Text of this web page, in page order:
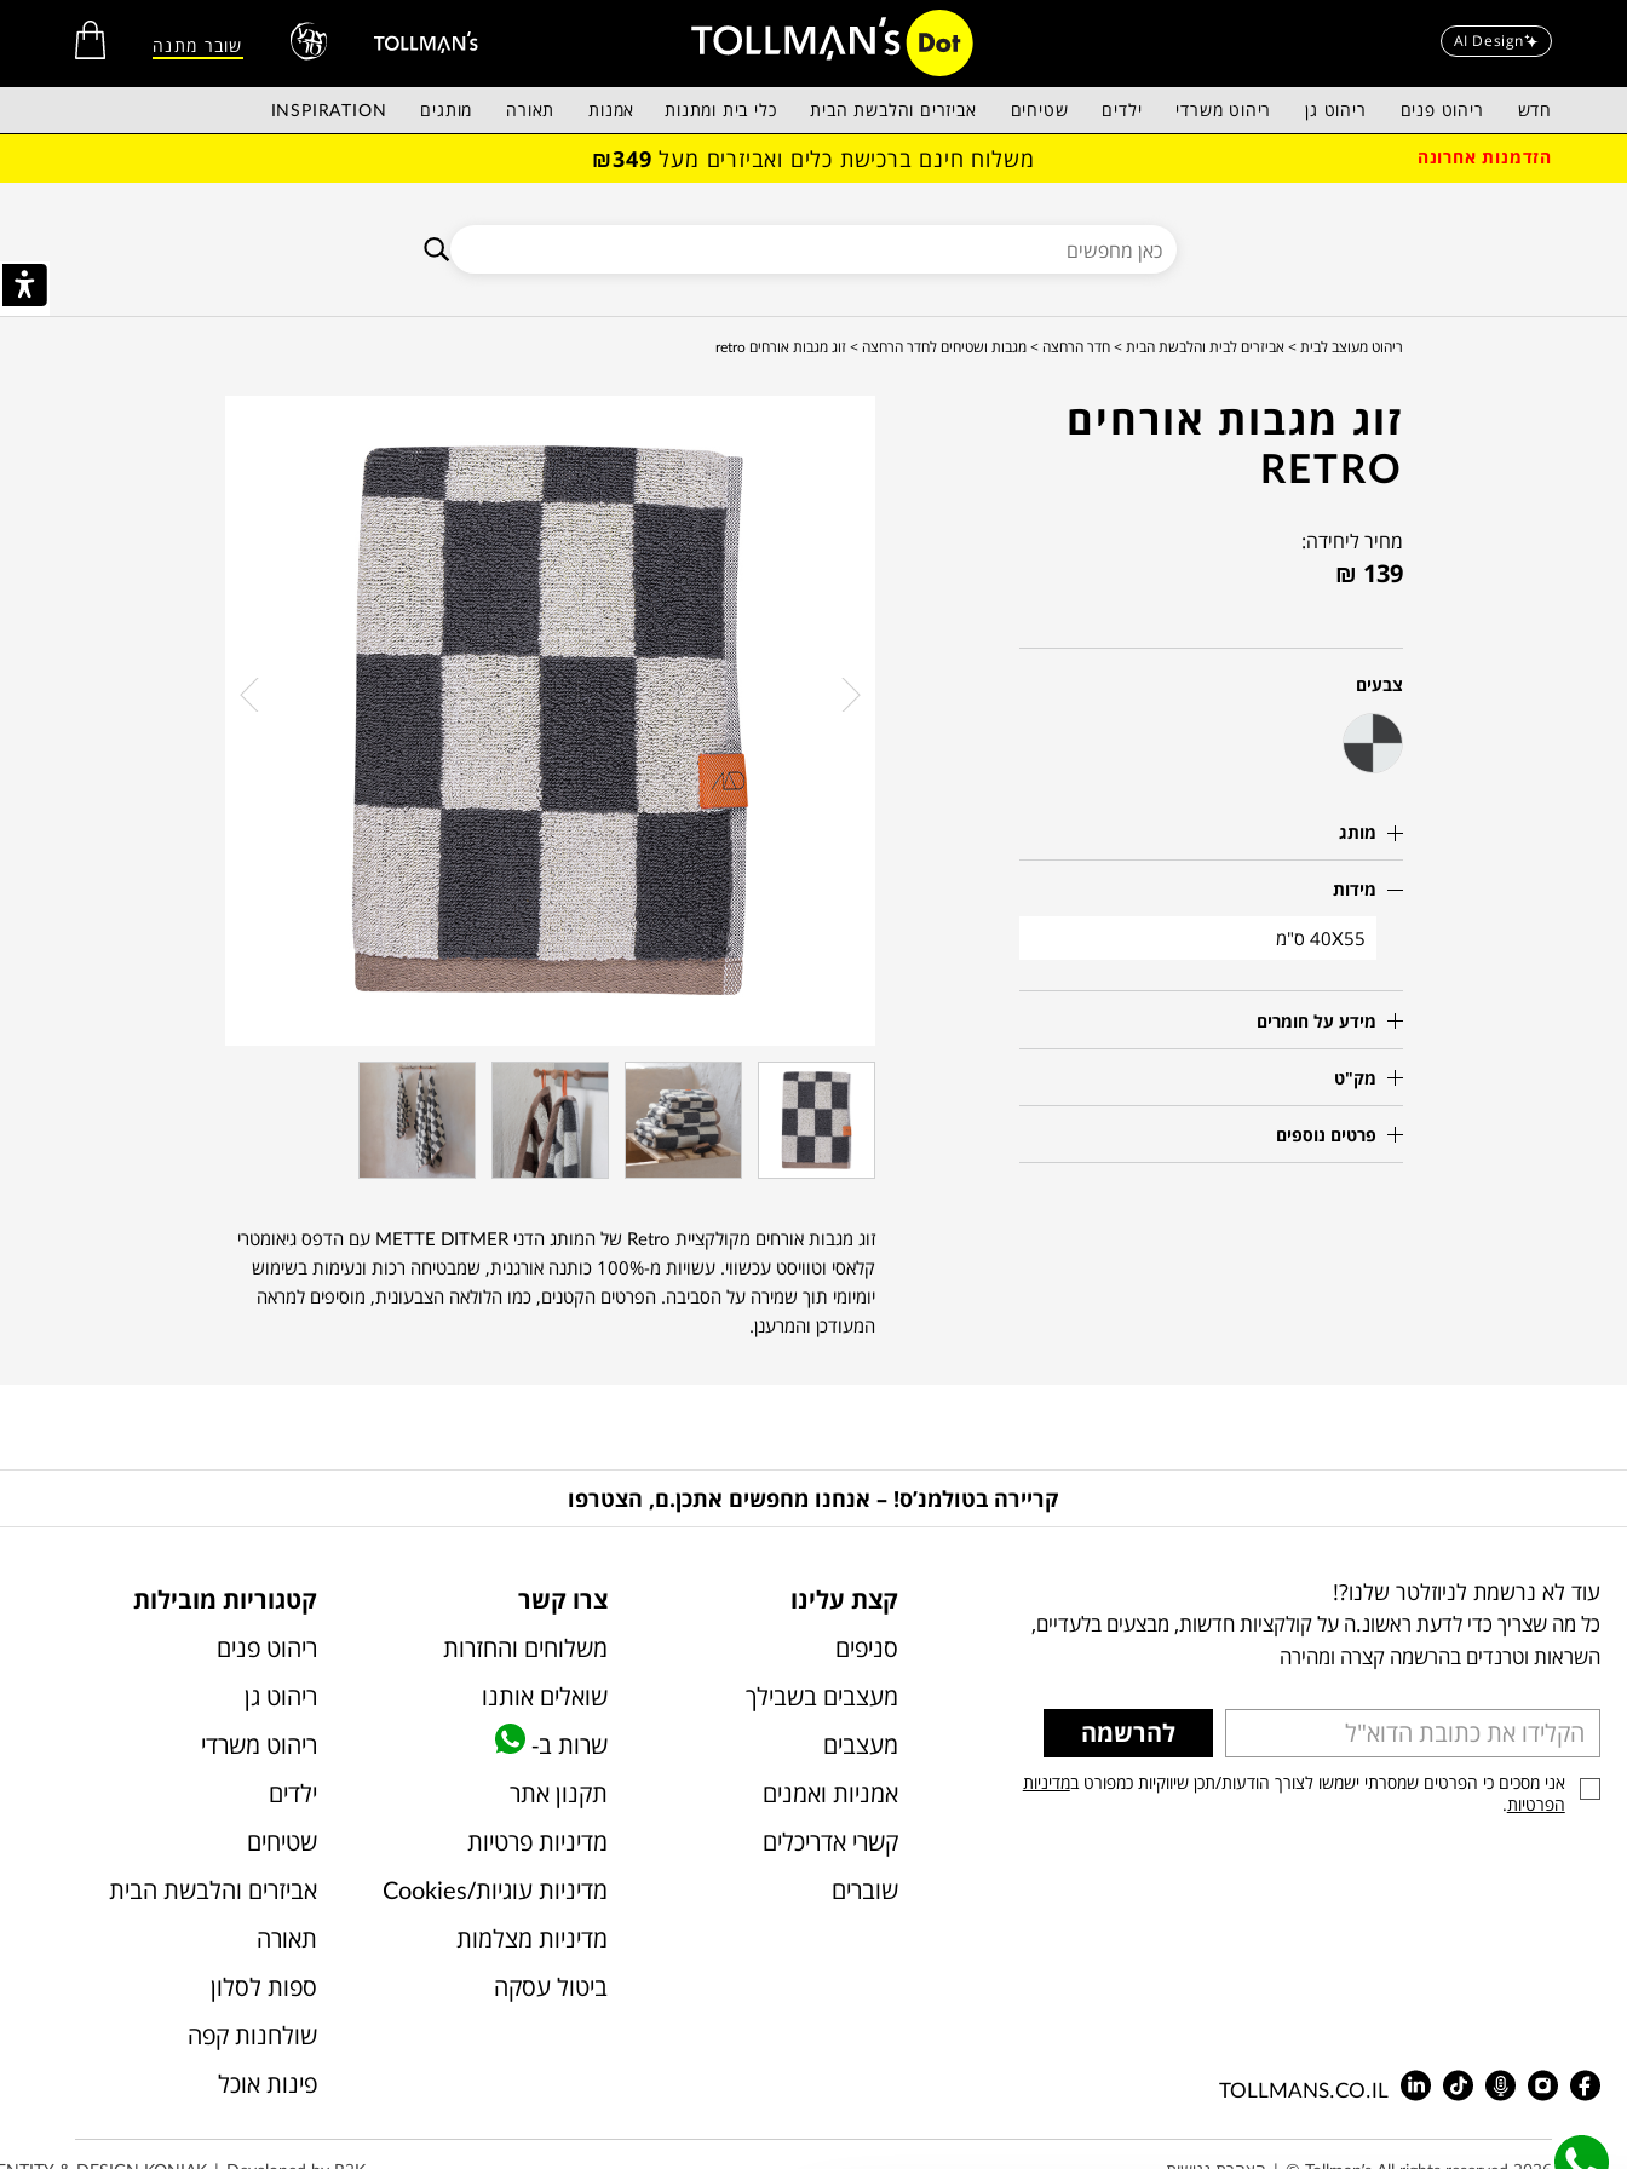
AI Design שובר מתנה
חדש ריהוט פנים ריהוט גן ריהוט משרדי ילדים שטיחים אביזרים והלבשת הבית כלי בית ומתנות אמנות תאורה מותגים INSPIRATION
הזדמנות אחרונה משלוח חינם ברכישת כלים ואביזרים מעל ₪349
ריהוט מעוצב לבית > אביזרים לבית והלבשת הבית > חדר הרחצה > מגבות ושטיחים לחדר הרחצה > זוג מגבות אורחים retro
זוג מגבות אורחים
RETRO
מחיר ליחידה:
₪ 139
צבעים
מותג
מידות
40X55 ס"מ
מידע על חומרים
מק"ט
פרטים נוספים
זוג מגבות אורחים מקולקציית Retro של המותג הדני METTE DITMER עם הדפס גיאומטרי
קלאסי וטוויסט עכשווי. עשויות מ-100% כותנה אורגנית, שמבטיחה רכות ונעימות בשימוש
יומיומי תוך שמירה על הסביבה. הפרטים הקטנים, כמו הלולאה הצבעונית, מוסיפים למראה
המעודכן והמרענן.
קריירה בטולמנ’ס! – אנחנו מחפשים אתכן.ם, הצטרפו
עוד לא נרשמת לניוזלטר שלנו?!
כל מה שצריך כדי לדעת ראשונ.ה על קולקציות חדשות, מבצעים בלעדיים,
השראות וטרנדים בהרשמה קצרה ומהירה
להרשמה
אני מסכים כי הפרטים שמסרתי ישמשו לצורך הודעות/תכן שיווקיות כמפורט במדיניות
הפרטיות.
TOLLMANS.CO.IL
קצת עלינו
סניפים
מעצבים בשבילך
מעצבים
אמניות ואמנים
קשרי אדריכלים
שוברים
צרו קשר
משלוחים והחזרות
שואלים אותנו
שרות ב-
תקנון אתר
מדיניות פרטיות
מדיניות עוגיות/Cookies
מדיניות מצלמות
ביטול עסקה
קטגוריות מובילות
ריהוט פנים
ריהוט גן
ריהוט משרדי
ילדים
שטיחים
אביזרים והלבשת הבית
תאורה
ספות לסלון
שולחנות קפה
פינות אוכל